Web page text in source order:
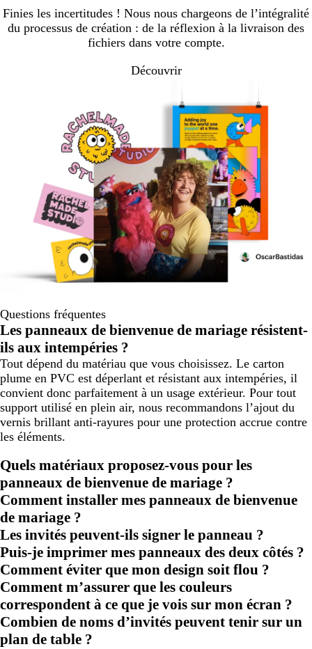
Finies les incertitudes ! Nous nous chargeons de l’intégralité
du processus de création : de la réflexion à la livraison des
fichiers dans votre compte.
Découvrir
Questions fréquentes
Les panneaux de bienvenue de mariage résistent-
ils aux intempéries ?
Tout dépend du matériau que vous choisissez. Le carton
plume en PVC est déperlant et résistant aux intempéries, il
convient donc parfaitement à un usage extérieur. Pour tout
support utilisé en plein air, nous recommandons l’ajout du
vernis brillant anti-rayures pour une protection accrue contre
les éléments.
Quels matériaux proposez-vous pour les
panneaux de bienvenue de mariage ?
Comment installer mes panneaux de bienvenue
de mariage ?
Les invités peuvent-ils signer le panneau ?
Puis-je imprimer mes panneaux des deux côtés ?
Comment éviter que mon design soit flou ?
Comment m’assurer que les couleurs
correspondent à ce que je vois sur mon écran ?
Combien de noms d’invités peuvent tenir sur un
plan de table ?